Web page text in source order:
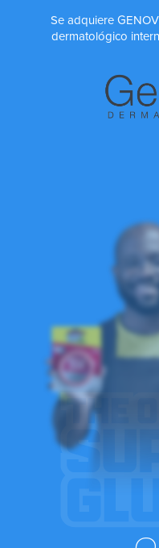
Se adquiere
dermatológico